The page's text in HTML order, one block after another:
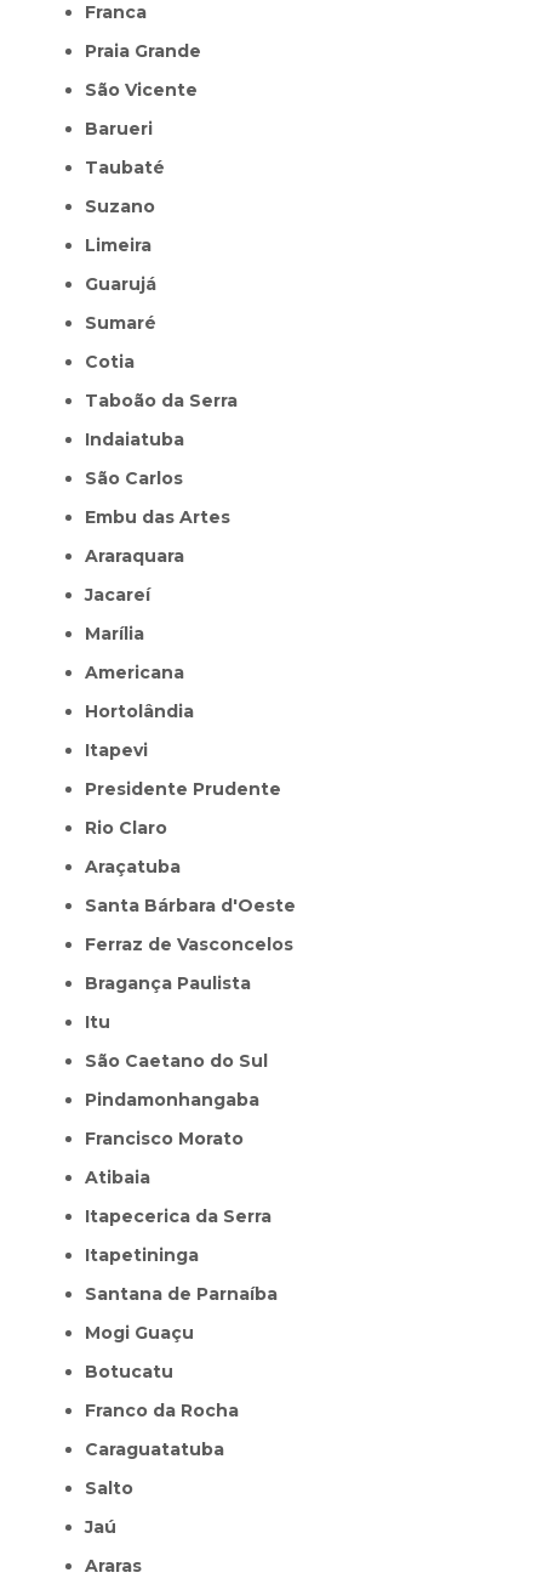
Franca
Praia Grande
São Vicente
Barueri
Taubaté
Suzano
Limeira
Guarujá
Sumaré
Cotia
Taboão da Serra
Indaiatuba
São Carlos
Embu das Artes
Araraquara
Jacareí
Marília
Americana
Hortolândia
Itapevi
Presidente Prudente
Rio Claro
Araçatuba
Santa Bárbara d'Oeste
Ferraz de Vasconcelos
Bragança Paulista
Itu
São Caetano do Sul
Pindamonhangaba
Francisco Morato
Atibaia
Itapecerica da Serra
Itapetininga
Santana de Parnaíba
Mogi Guaçu
Botucatu
Franco da Rocha
Caraguatatuba
Salto
Jaú
Araras